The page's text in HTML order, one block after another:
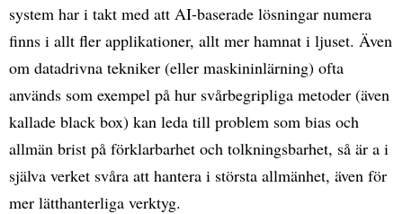
system har i takt med att AI-baserade lösningar numera
finns i allt fler applikationer, allt mer hamnat i ljuset. Även
om datadrivna tekniker (eller maskininlärning) ofta
används som exempel på hur svårbegripliga metoder (även
kallade black box) kan leda till problem som bias och
allmän brist på förklarbarhet och tolkningsbarhet, så är a i
själva verket svåra att hantera i största allmänhet, även för
mer lätthanterliga verktyg.